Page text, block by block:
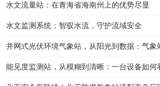
水文流量站：在青海省海南州上的优势尽显
水文监测系统：智驭水流，守护流域安全